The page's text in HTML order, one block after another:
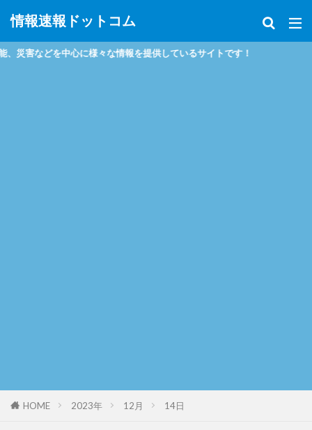
情報速報ドットコム
どを中心に様々な情報を提供しているサイトです！
HOME 2023年 12月 14日